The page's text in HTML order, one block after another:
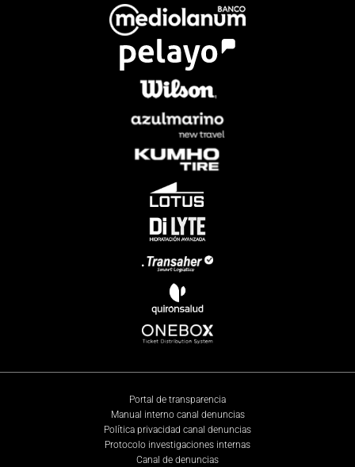
Portal de transparencia
Manual interno canal denuncias
Política privacidad canal denuncias
Protocolo investigaciones internas
Canal de denuncias